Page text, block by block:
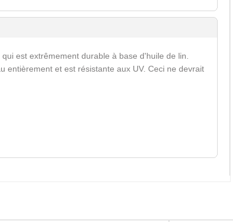
est extrêmement durable à base d'huile de lin.
entièrement et est résistante aux UV. Ceci ne devrait